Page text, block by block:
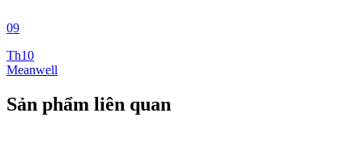
09
Th10
Meanwell
Sản phẩm liên quan